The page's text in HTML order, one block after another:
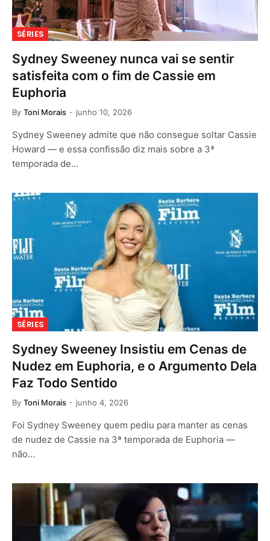
SÉRIES
Sydney Sweeney nunca vai se sentir
satisfeita com o fim de Cassie em
Euphoria
By Toni Morais junho 10, 2026
Sydney Sweeney admite que não consegue soltar Cassie
Howard — e essa confissão diz mais sobre a 3ª
temporada de…
SÉRIES
Sydney Sweeney Insistiu em Cenas de
Nudez em Euphoria, e o Argumento Dela
Faz Todo Sentido
By Toni Morais junho 4, 2026
Foi Sydney Sweeney quem pediu para manter as cenas
de nudez de Cassie na 3ª temporada de Euphoria —
não…